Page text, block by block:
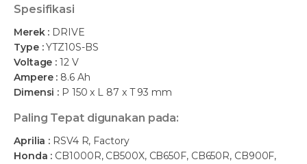
Spesifikasi
Merek : DRIVE
Type :YTZ10S-BS
Voltage : 12 V
Ampere : 8.6 Ah
Dimensi : P 150 x L 87 x T 93 mm
Paling Tepat digunakan pada:
Aprilia : RSV4 R, Factory
Honda : CB1000R, CB500X, CB650F, CB650R, CB900F,